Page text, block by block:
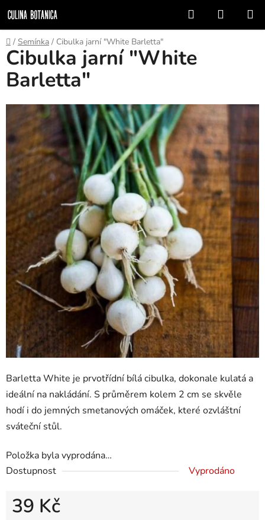
na
obsah
Hledat
KOŠÍK
Domů
/ Semínka / Cibulka jarní "White Barletta"
Barletta White je prvotřídní bílá cibulka, dokonale kulatá a
ideální na nakládání. S průměrem kolem 2 cm se skvěle
hodí i do jemných smetanových omáček, které ozvláštní
sváteční stůl.
Položka byla vyprodána…
Dostupnost
Vyprodáno
39 Kč
Cibulka jarní "White
Barletta"